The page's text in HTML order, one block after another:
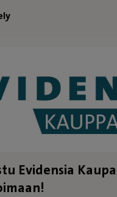
Evidensia